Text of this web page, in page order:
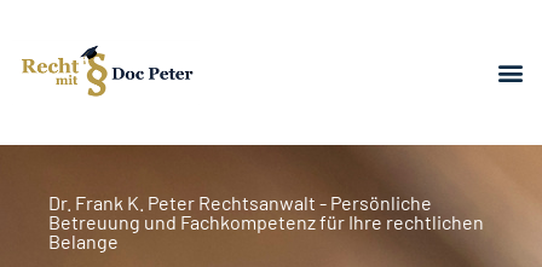
Dr. Frank K. Peter Rechtsanwalt - Persönliche
Betreuung und Fachkompetenz für Ihre rechtlichen
Belange